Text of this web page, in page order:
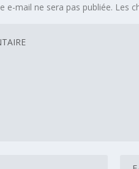
e-mail ne sera pas publiée. Les